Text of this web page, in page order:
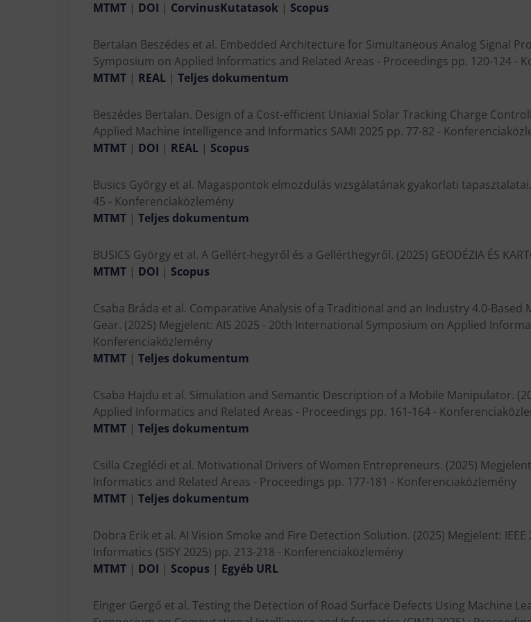
MTMT | DOI | CorvinusKutatasok | Scopus
Bertalan Beszédes et al. Embedded Architecture for Simultaneous Analog Signal
Symposium on Applied Informatics and Related Areas - Proceedings pp. 120-124 -
MTMT | REAL | Teljes dokumentum
Beszédes Bertalan. Design of a Cost-efficient Uniaxial Solar Tracking Charge
Applied Machine Intelligence and Informatics SAMI 2025 pp. 77-82 -
MTMT | DOI | REAL | Scopus
Busics György et al. Magaspontok elmozdulás vizsgálatának gyakorlati
45 - Konferenciaközlemény
MTMT | Teljes dokumentum
BUSICS György et al. A Gellért-hegyről és a Gellérthegyről. (2025) GEODÉZIA ÉS
MTMT | DOI | Scopus
Csaba Bráda et al. Comparative Analysis of a Traditional and an Industry 4.0-
Gear. (2025) Megjelent: AIS 2025 - 20th International Symposium on Applied
Konferenciaközlemény
MTMT | Teljes dokumentum
Csaba Hajdu et al. Simulation and Semantic Description of a Mobile Manipulator.
Applied Informatics and Related Areas - Proceedings pp. 161-164 -
MTMT | Teljes dokumentum
Csilla Czeglédi et al. Motivational Drivers of Women Entrepreneurs. (2025)
Informatics and Related Areas - Proceedings pp. 177-181 - Konferenciaközlemény
MTMT | Teljes dokumentum
Dobra Erik et al. AI Vision Smoke and Fire Detection Solution. (2025) Megjelent:
Informatics (SISY 2025) pp. 213-218 - Konferenciaközlemény
MTMT | DOI | Scopus | Egyéb URL
Einger Gergő et al. Testing the Detection of Road Surface Defects Using Machine